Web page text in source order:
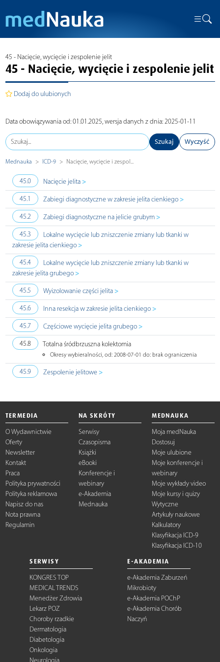
45 - Nacięcie, wycięcie i zespolenie jelit
45 - Nacięcie, wycięcie i zespolenie jelit
Dodaj do ulubionych
Data obowiązywania od: 01.01.2025, wersja danych z dnia: 2025-01-11
Szukaj Wyczyść
Mednauka ICD-9 Nacięcie, wycięcie i zespol...
45.0 Nacięcie jelita>
45.1 Zabiegi diagnostyczne w zakresie jelita cienkiego>
45.2 Zabiegi diagnostyczne na jelicie grubym>
45.3
Lokalne wycięcie lub zniszczenie zmiany lub tkanki w
zakresie jelita cienkiego>
45.4
Lokalne wycięcie lub zniszczenie zmiany lub tkanki w
zakresie jelita grubego>
45.5 Wyizolowanie części jelita>
45.6 Inna resekcja w zakresie jelita cienkiego>
45.7 Częściowe wycięcie jelita grubego>
45.8 Totalna śródbrzuszna kolektomia
Okresy wybieralności, od: 2008-07-01 do: brak ograniczenia
45.9 Zespolenie jelitowe>
TERMEDIA
O Wydawnictwie
Oferty
Newsletter
Kontakt
Praca
Polityka prywatności
Polityka reklamowa
Napisz do nas
Nota prawna
Regulamin
NA SKRÓTY
Serwisy
Czasopisma
Książki
eBooki
Konferencje i
webinary
e-Akademia
Mednauka
MEDNAUKA
Moja medNauka
Dostosuj
Moje ulubione
Moje konferencje i
webinary
Moje wykłady video
Moje kursy i quizy
Wytyczne
Artykuły naukowe
Kalkulatory
Klasyfikacja ICD-9
Klasyfikacja ICD-10
SERWISY
KONGRES TOP
MEDICAL TRENDS
Menedżer Zdrowia
Lekarz POZ
Choroby rzadkie
Dermatologia
Diabetologia
Onkologia
Neurologia
E-AKADEMIA
e-Akademia Zaburzeń
Mikrobioty
e-Akademia POChP
e-Akademia Chorób
Naczyń